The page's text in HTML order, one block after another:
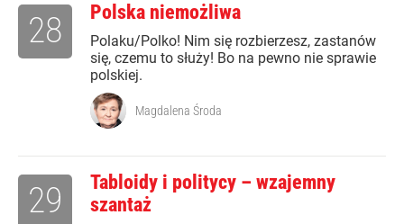
Polska niemożliwa
Polaku/Polko! Nim się rozbierzesz, zastanów
się, czemu to służy! Bo na pewno nie sprawie
polskiej.
28
Magdalena Środa
Tabloidy i politycy – wzajemny
szantaż
29